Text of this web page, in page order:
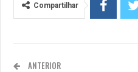
Compartilhar
ANTERIOR